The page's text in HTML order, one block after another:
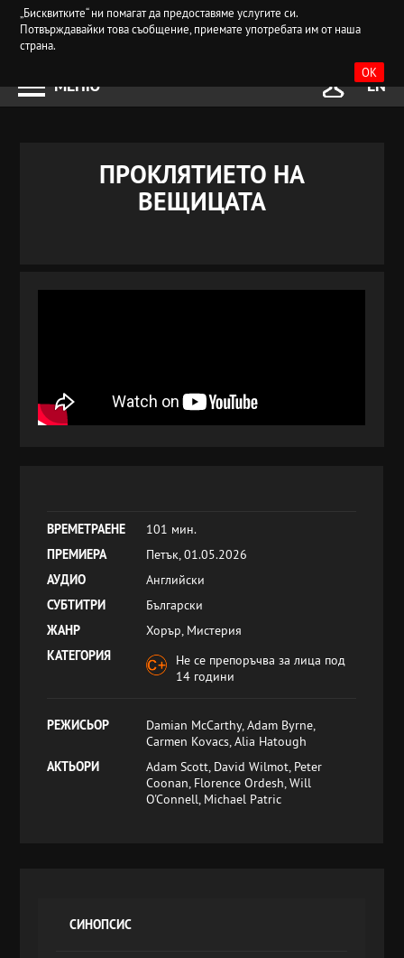
„Бисквитките“ ни помагат да предоставяме услугите си.
Потвърждавайки това съобщение, приемате употребата им от наша
страна.
OK
МЕНЮ EN
ПРОКЛЯТИЕТО НА
ВЕЩИЦАТА
ВРЕМЕТРАЕНЕ
101 мин.
ПРЕМИЕРА
Петък, 01.05.2026
АУДИО
Английски
СУБТИТРИ
Български
ЖАНР
Хорър, Мистерия
КАТЕГОРИЯ
Не се препоръчва за лица под
14 години
РЕЖИСЬОР
Damian McCarthy, Adam Byrne,
Carmen Kovacs, Alia Hatough
АКТЬОРИ
Adam Scott, David Wilmot, Peter
Coonan, Florence Ordesh, Will
O'Connell, Michael Patric
СИНОПСИС